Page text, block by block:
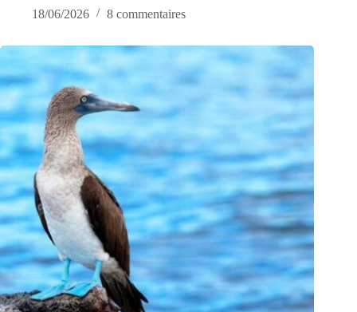
18/06/2026
8 commentaires